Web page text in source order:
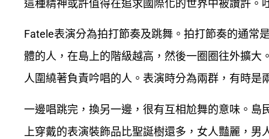
這種精神或許值得在追求國際化的世界中被讚許
Fatele表演分為拍打節奏及跳舞。拍打節奏的通常
體的人，在島上的階級越高，然後一圈圈往外擴
人圍繞著負責吟唱的人。表演時分為兩群，有時
一邊唱跳完，換另一邊，很有互相尬舞的意味。
上穿戴的表演裝飾品比聖誕樹還多，女人豔麗，